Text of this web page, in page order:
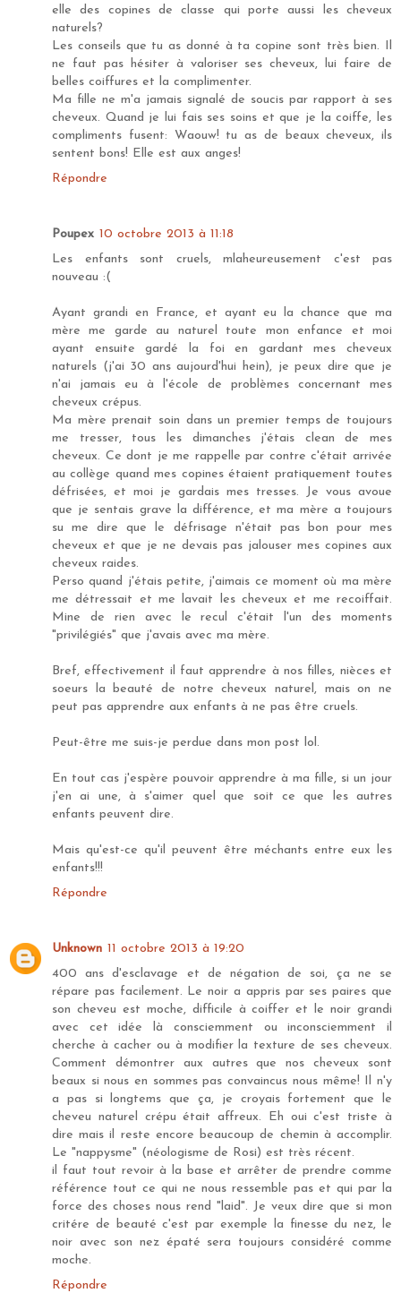
elle des copines de classe qui porte aussi les cheveux
naturels?
Les conseils que tu as donné à ta copine sont très bien. Il
ne faut pas hésiter à valoriser ses cheveux, lui faire de
belles coiffures et la complimenter.
Ma fille ne m'a jamais signalé de soucis par rapport à ses
cheveux. Quand je lui fais ses soins et que je la coiffe, les
compliments fusent: Waouw! tu as de beaux cheveux, ils
sentent bons! Elle est aux anges!
Répondre
Poupex 10 octobre 2013 à 11:18
Les enfants sont cruels, mlaheureusement c'est pas
nouveau :(
Ayant grandi en France, et ayant eu la chance que ma
mère me garde au naturel toute mon enfance et moi
ayant ensuite gardé la foi en gardant mes cheveux
naturels (j'ai 30 ans aujourd'hui hein), je peux dire que je
n'ai jamais eu à l'école de problèmes concernant mes
cheveux crépus.
Ma mère prenait soin dans un premier temps de toujours
me tresser, tous les dimanches j'étais clean de mes
cheveux. Ce dont je me rappelle par contre c'était arrivée
au collège quand mes copines étaient pratiquement toutes
défrisées, et moi je gardais mes tresses. Je vous avoue
que je sentais grave la différence, et ma mère a toujours
su me dire que le défrisage n'était pas bon pour mes
cheveux et que je ne devais pas jalouser mes copines aux
cheveux raides.
Perso quand j'étais petite, j'aimais ce moment où ma mère
me détressait et me lavait les cheveux et me recoiffait.
Mine de rien avec le recul c'était l'un des moments
"privilégiés" que j'avais avec ma mère.
Bref, effectivement il faut apprendre à nos filles, nièces et
soeurs la beauté de notre cheveux naturel, mais on ne
peut pas apprendre aux enfants à ne pas être cruels.
Peut-être me suis-je perdue dans mon post lol.
En tout cas j'espère pouvoir apprendre à ma fille, si un jour
j'en ai une, à s'aimer quel que soit ce que les autres
enfants peuvent dire.
Mais qu'est-ce qu'il peuvent être méchants entre eux les
enfants!!!
Répondre
Unknown 11 octobre 2013 à 19:20
400 ans d'esclavage et de négation de soi, ça ne se
répare pas facilement. Le noir a appris par ses paires que
son cheveu est moche, difficile à coiffer et le noir grandi
avec cet idée là consciemment ou inconsciemment il
cherche à cacher ou à modifier la texture de ses cheveux.
Comment démontrer aux autres que nos cheveux sont
beaux si nous en sommes pas convaincus nous même! Il n'y
a pas si longtems que ça, je croyais fortement que le
cheveu naturel crépu était affreux. Eh oui c'est triste à
dire mais il reste encore beaucoup de chemin à accomplir.
Le "nappysme" (néologisme de Rosi) est très récent.
il faut tout revoir à la base et arrêter de prendre comme
référence tout ce qui ne nous ressemble pas et qui par la
force des choses nous rend "laid". Je veux dire que si mon
critére de beauté c'est par exemple la finesse du nez, le
noir avec son nez épaté sera toujours considéré comme
moche.
Répondre